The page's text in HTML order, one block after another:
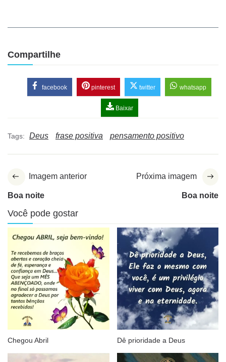
Compartilhe
facebook pinterest twitter whatsapp
Baixar
Tags: Deus frase positiva pensamento positivo
Imagem anterior
Boa noite
Próxima imagem
Boa noite
Você pode gostar
Chegou Abril Dê prioridade a Deus